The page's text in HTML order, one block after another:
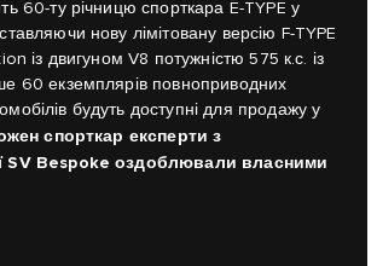
60-ту річницю спорткара E-TYPE у
нову лімітовану версію F-TYPE
із двигуном V8 потужністю 575 к.с. із
60 екземплярів повноприводних
будуть доступні для продажу у
спорткар експерти з
SV Bespoke оздоблювали власними